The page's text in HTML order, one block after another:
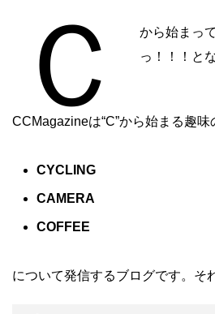
ｃ から始まっ
っ！！！と
CCMagazineは“C”から始まる趣味
CYCLING
CAMERA
COFFEE
について発信するブログです。 そ